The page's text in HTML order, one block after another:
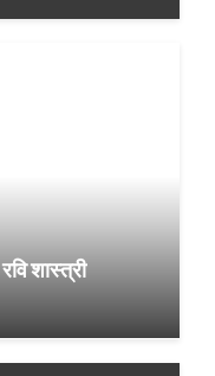
शास्‍त्री